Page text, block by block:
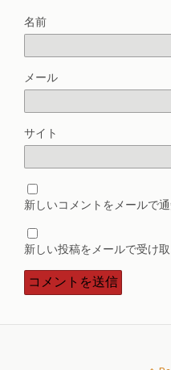
名前
メール
サイト
新しいコメントをメールで
新しい投稿をメールで受け取